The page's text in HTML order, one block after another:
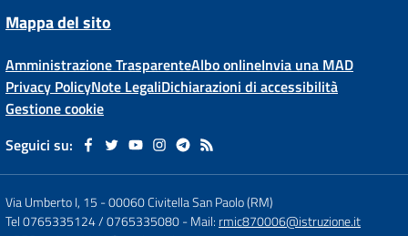
Mappa del sito
Amministrazione TrasparenteAlbo onlineInvia una MAD
Privacy PolicyNote LegaliDichiarazioni di accessibilità
Gestione cookie
Seguici su:
Via Umberto I, 15 -00060 Civitella San Paolo (RM)
Tel 0765335124 / 0765335080- Mail: rmic870006@istruzione.it